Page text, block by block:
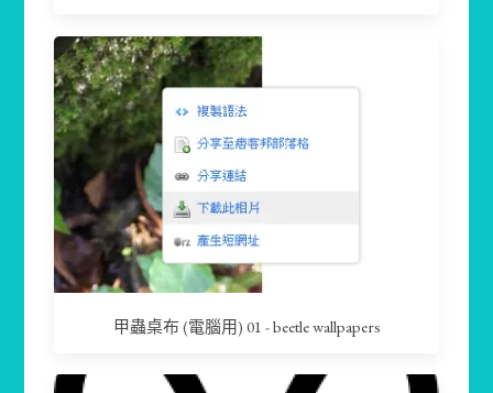
甲蟲桌布 (電腦用) 01 - beetle wallpapers